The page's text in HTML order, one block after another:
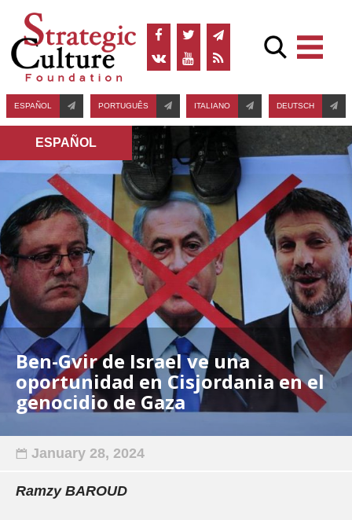
ESPAÑOL PORTUGUÊS ITALIANO DEUTSCH
ESPAÑOL
Ben-Gvir de Israel ve una
oportunidad en Cisjordania en el
genocidio de Gaza
January 28, 2024
Ramzy BAROUD